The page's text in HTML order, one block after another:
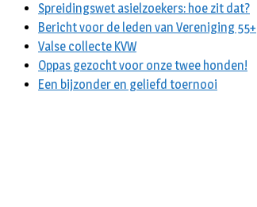
Spreidingswet asielzoekers: hoe zit dat?
Bericht voor de leden van Vereniging 55+
Valse collecte KVW
Oppas gezocht voor onze twee honden!
Een bijzonder en geliefd toernooi